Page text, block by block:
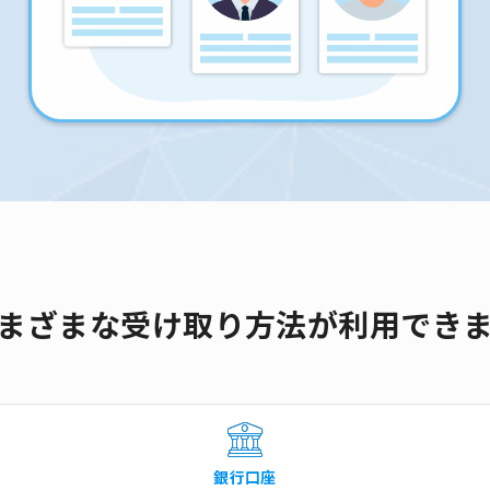
ざまな受け取り方法が利用でき
銀行口座